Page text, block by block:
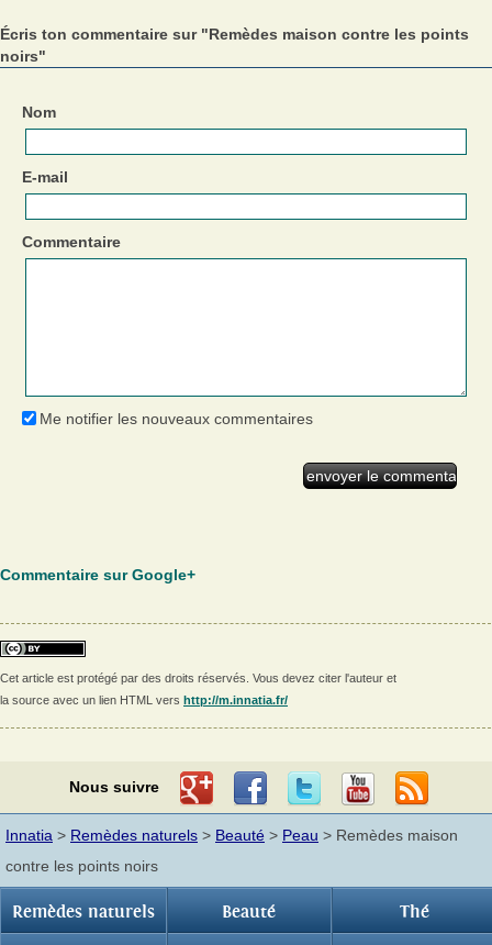
Écris ton commentaire sur "Remèdes maison contre les points
noirs"
Nom
E-mail
Commentaire
Me notifier les nouveaux commentaires
Commentaire sur Google+
Cet article est protégé par des droits réservés. Vous devez citer l'auteur et
la source avec un lien HTML vers http://m.innatia.fr/
Nous suivre
Innatia > Remèdes naturels > Beauté > Peau > Remèdes maison
contre les points noirs
Remèdes naturels Beauté Thé